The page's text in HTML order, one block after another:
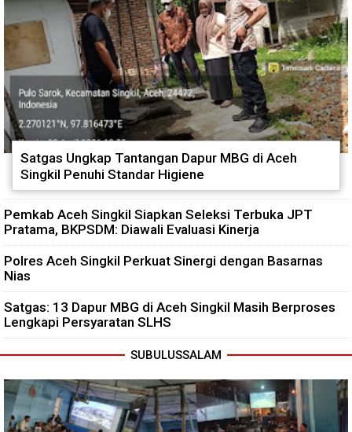
Satgas Ungkap Tantangan Dapur MBG di Aceh
Singkil Penuhi Standar Higiene
Pemkab Aceh Singkil Siapkan Seleksi Terbuka JPT
Pratama, BKPSDM: Diawali Evaluasi Kinerja
Polres Aceh Singkil Perkuat Sinergi dengan Basarnas
Nias
Satgas: 13 Dapur MBG di Aceh Singkil Masih Berproses
Lengkapi Persyaratan SLHS
SUBULUSSALAM